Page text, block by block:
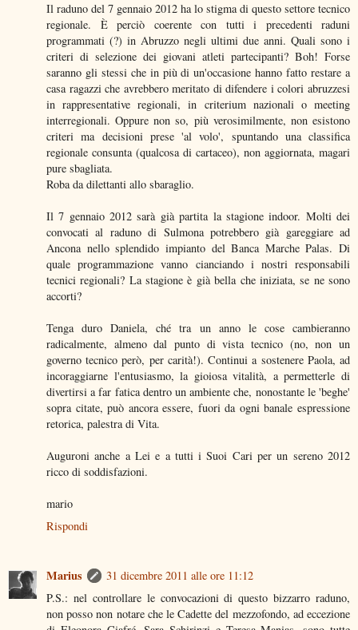
Il raduno del 7 gennaio 2012 ha lo stigma di questo settore tecnico
regionale. È perciò coerente con tutti i precedenti raduni
programmati (?) in Abruzzo negli ultimi due anni. Quali sono i
criteri di selezione dei giovani atleti partecipanti? Boh! Forse
saranno gli stessi che in più di un'occasione hanno fatto restare a
casa ragazzi che avrebbero meritato di difendere i colori abruzzesi
in rappresentative regionali, in criterium nazionali o meeting
interregionali. Oppure non so, più verosimilmente, non esistono
criteri ma decisioni prese 'al volo', spuntando una classifica
regionale consunta (qualcosa di cartaceo), non aggiornata, magari
pure sbagliata.
Roba da dilettanti allo sbaraglio.
Il 7 gennaio 2012 sarà già partita la stagione indoor. Molti dei
convocati al raduno di Sulmona potrebbero già gareggiare ad
Ancona nello splendido impianto del Banca Marche Palas. Di
quale programmazione vanno cianciando i nostri responsabili
tecnici regionali? La stagione è già bella che iniziata, se ne sono
accorti?
Tenga duro Daniela, ché tra un anno le cose cambieranno
radicalmente, almeno dal punto di vista tecnico (no, non un
governo tecnico però, per carità!). Continui a sostenere Paola, ad
incoraggiarne l'entusiasmo, la gioiosa vitalità, a permetterle di
divertirsi a far fatica dentro un ambiente che, nonostante le 'beghe'
sopra citate, può ancora essere, fuori da ogni banale espressione
retorica, palestra di Vita.
Auguroni anche a Lei e a tutti i Suoi Cari per un sereno 2012
ricco di soddisfazioni.
mario
Rispondi
Marius
31 dicembre 2011 alle ore 11:12
P.S.: nel controllare le convocazioni di questo bizzarro raduno,
non posso non notare che le Cadette del mezzofondo, ad eccezione